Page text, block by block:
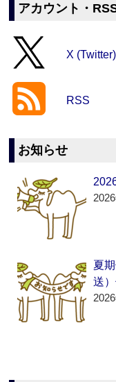
アカウント・
X (Twitter)
RSS
お知らせ
夏
送